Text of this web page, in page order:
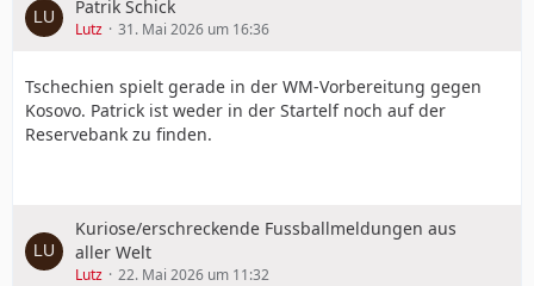
Patrik Schick
Lutz 31. Mai 2026 um 16:36
Tschechien spielt gerade in der WM-Vorbereitung gegen
Kosovo. Patrick ist weder in der Startelf noch auf der
Reservebank zu finden.
Kuriose/erschreckende Fussballmeldungen aus
aller Welt
Lutz 22. Mai 2026 um 11:32